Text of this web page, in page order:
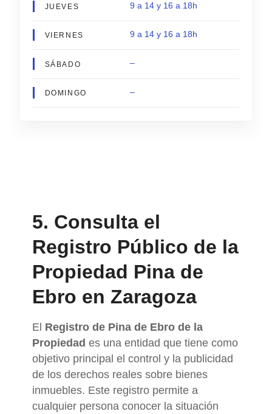
JUEVES 9 a 14 y 16 a 18h
VIERNES 9 a 14 y 16 a 18h
SÁBADO –
DOMINGO –
5. Consulta el
Registro Público de la
Propiedad Pina de
Ebro en Zaragoza
El Registro de Pina de Ebro de la
Propiedad es una entidad que tiene como
objetivo principal el control y la publicidad
de los derechos reales sobre bienes
inmuebles. Este registro permite a
cualquier persona conocer la situación